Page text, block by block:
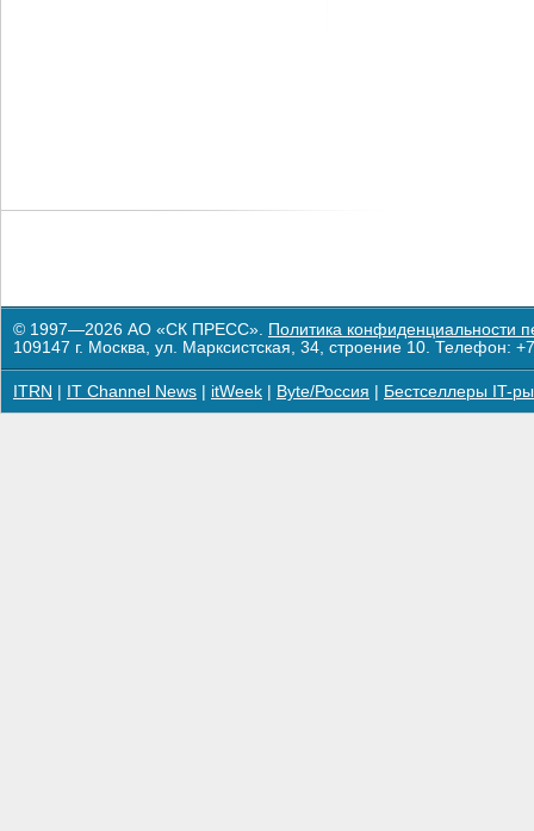
© 1997—2026 АО «СК ПРЕСС». Политика конфиденциальности
109147 г. Москва, ул. Марксистская, 34, строение 10. Телефон:
ITRN IT Channel News itWeek Byte/Россия Бестселлеры IT-